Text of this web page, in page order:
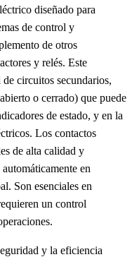
diseñado para
de control y
de otros
y relés. Este
circuitos secundarios,
o cerrado) que puede
de estado, y en la
Los contactos
de alta calidad y
en
Son esenciales en
un control
y la eficiencia